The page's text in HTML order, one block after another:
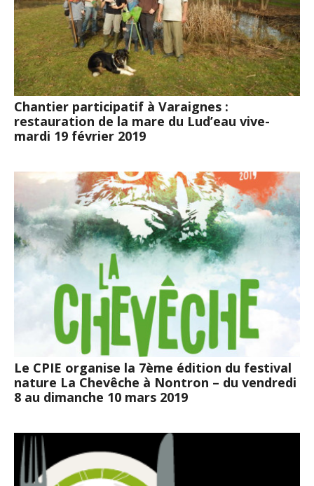
Chantier participatif à Varaignes :
restauration de la mare du Lud’eau vive-
mardi 19 février 2019
Le CPIE organise la 7ème édition du festival
nature La Chevêche à Nontron – du vendredi
8 au dimanche 10 mars 2019